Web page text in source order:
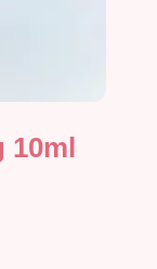
10ml